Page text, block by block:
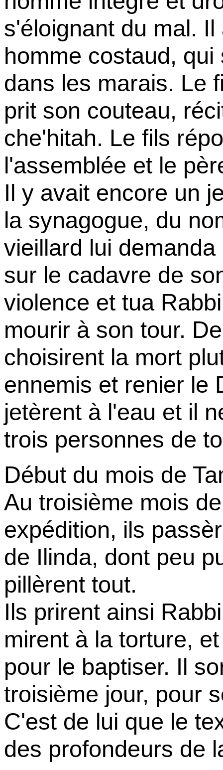
s'éloignant du mal.
homme costaud,
dans les marais. Le
prit son couteau,
che'hitah. Le fils
l'assemblée et le
Il y avait encore un
la synagogue, du
vieillard lui
sur le cadavre de
violence et tua
mourir à son tour.
choisirent la mort
ennemis et renier le
jetèrent à l'eau et il
trois personnes de
Début du mois de
Au troisième mois
expédition, ils
de Ilinda, dont peu
pillèrent tout.
Ils prirent ainsi
mirent à la torture,
pour le baptiser. Il
troisième jour, pour
C'est de lui que le
des profondeurs de